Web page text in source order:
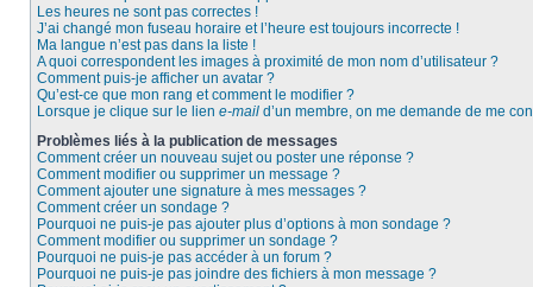
Les heures ne sont pas correctes !
J’ai changé mon fuseau horaire et l’heure est toujours incorrecte !
Ma langue n’est pas dans la liste !
A quoi correspondent les images à proximité de mon nom d’utilisateur ?
Comment puis-je afficher un avatar ?
Qu’est-ce que mon rang et comment le modifier ?
Lorsque je clique sur le lien e-mail d’un membre, on me demande de me
Problèmes liés à la publication de messages
Comment créer un nouveau sujet ou poster une réponse ?
Comment modifier ou supprimer un message ?
Comment ajouter une signature à mes messages ?
Comment créer un sondage ?
Pourquoi ne puis-je pas ajouter plus d’options à mon sondage ?
Comment modifier ou supprimer un sondage ?
Pourquoi ne puis-je pas accéder à un forum ?
Pourquoi ne puis-je pas joindre des fichiers à mon message ?